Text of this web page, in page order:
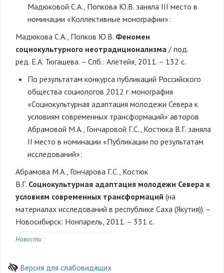
Мадюковой С.А., Попкова Ю.В. заняла III место в
номинации «Коллективные монографии»:
Мадюкова С.А., Попков Ю.В. Феномен
социокультурного неотрадиционализма / под.
ред. Е.А. Тюгашева. – Спб.: Алетейя, 2011. – 132 с.
По результатам конкурса публикаций Российского
общества социологов 2012 г. монография
«Социокультурная адаптация молодежи Севера к
условиям современных трансформаций» авторов
Абрамовой М.А., Гончаровой Г.С., Костюка В.Г. заняла
II место в номинации «Публикации по результатам
исследований»:
Абрамова М.А., Гончарова Г.С., Костюк
В.Г. Социокультурная адаптация молодежи Севера к
условиям современных трансформаций (на
материалах исследований в республике Саха (Якутия)). –
Новосибирск: Нонпарель, 2011. – 331 с.
Новости
Версия для слабовидящих